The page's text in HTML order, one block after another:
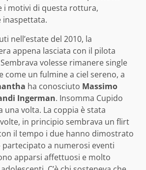
i motivi di questa rottura,
nell’estate del 2010, la
appena lasciata con il pilota
volesse rimanere single
come un fulmine a ciel sereno, a
ha conosciuto Massimo
Ingerman. Insomma Cupido
una volta. La coppia è stata
in principio sembrava un flirt
il tempo i due hanno dimostrato
partecipato a numerosi eventi
apparsi affettuosi e molto